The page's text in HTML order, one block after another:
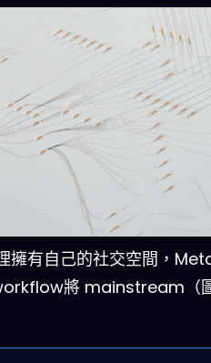
擁有自己的社交空間，
將 mainstream（